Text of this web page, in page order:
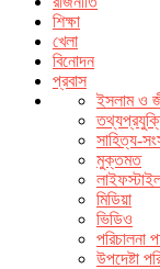
শিক্ষা
খেলা
বিনোদন
প্রবাস
ইসলাম ও
সাহিত্য-
মুক্তমত
মিডিয়া
ভিডিও
পরিচালনা
উপদেষ্টা